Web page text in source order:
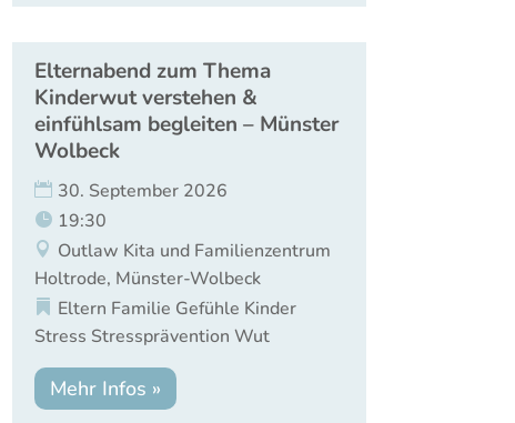
Elternabend zum Thema
Kinderwut verstehen &
einfühlsam begleiten – Münster
Wolbeck
30. September 2026
19:30
Outlaw Kita und Familienzentrum
Holtrode, Münster-Wolbeck
Eltern Familie Gefühle Kinder
Stress Stressprävention Wut
Mehr Infos »